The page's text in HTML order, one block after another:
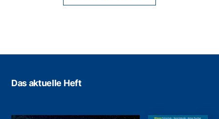
Das aktuelle Heft